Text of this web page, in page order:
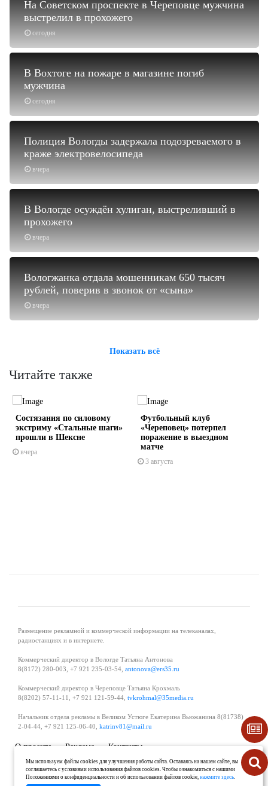
сегодня
На Советском проспекте в Череповце мужчина
выстрелил в прохожего
сегодня
В Вохтоге на пожаре в магазине погиб
мужчина
вчера
Полиция Вологды задержала подозреваемого в
краже электровелосипеда
вчера
В Вологде осуждён хулиган, выстреливший в
прохожего
вчера
Вологжанка отдала мошенникам 650 тысяч
рублей, поверив в звонок от «сына»
Показать всё
Читайте также
Состязания по силовому
экстриму «Стальные шаги»
прошли в Шексне
вчера
Футбольный клуб
«Череповец» потерпел
поражение в выездном
матче
3 августа
Размещение рекламной и коммерческой информации на телеканалах,
радиостанциях и в интернете.
Коммерческий директор в Вологде Татьяна Антонова
8(8172) 280-003, +7 921 235-03-54, antonova@ers35.ru
Коммерческий директор в Череповце Татьяна Крохмаль
8(8202) 57-11-11, +7 921 121-59-44, tvkrohmal@35media.ru
Начальник отдела рекламы в Великом Устюге Екатерина Вьюжанина 8(81738)
2-04-44, +7 921 125-06-40, katrinv81@mail.ru
О проекте Реклама
Контакты
Политика в области обработки и защиты персональных данных
Мы используем файлы cookies для улучшения работы сайта. Оставаясь на нашем сайте, вы
соглашаетесь с условиями использования файлов cookies. Чтобы ознакомиться с нашими
Положениями о конфиденциальности и об использовании файлов cookie,нажмите здесь.